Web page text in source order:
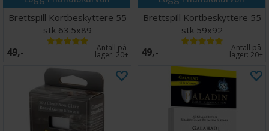
Brettspill Kortbeskyttere 55
stk 63.5x89
49,- Antall på
lager: 20+
Brettspill Kortbeskyttere 55
stk 59x92
49,- Antall på
lager: 20+